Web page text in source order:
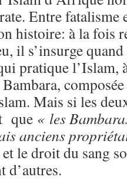
Entre
histoire: à la fois
il s’insurge
pratique l’Islam,
Bambara,
Mais si les
que « les
anciens
le droit du sang
d’autres.